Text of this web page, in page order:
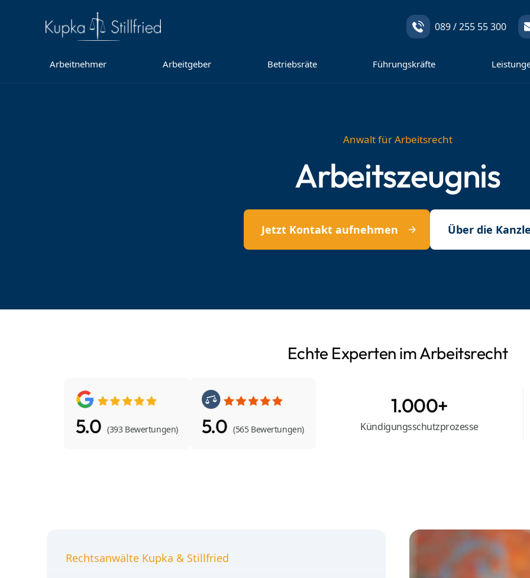
089 / 255 55 300
Arbeitnehmer Arbeitgeber Betriebsräte Führungskräfte
Anwalt für Arbeitsrecht
Arbeitszeugnis
Jetzt Kontakt aufnehmen Über die
Echte Experten im Arbeitsrecht
5.0 (393 Bewertungen) 5.0 (565 Bewertungen)
1.000+
Kündigungsschutzprozesse
Rechtsanwälte Kupka & Stillfried